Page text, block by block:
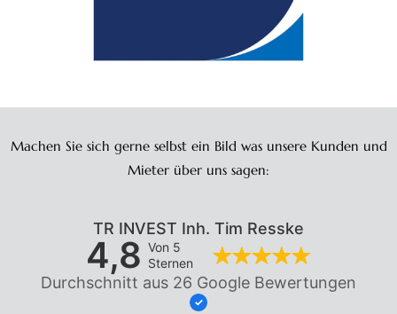
Machen Sie sich gerne selbst ein Bild was unsere Kunden und
Mieter über uns sagen:
TR INVEST Inh. Tim Resske
4,8 Von 5
Sternen
Durchschnitt aus 26 Google Bewertungen